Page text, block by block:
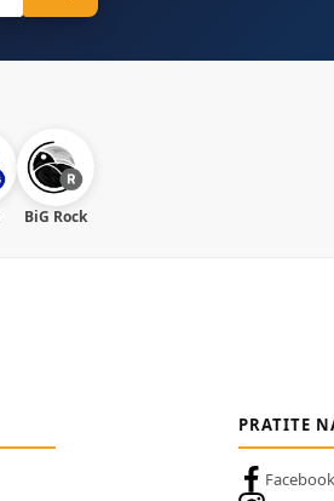
BiG Rock
PRATITE
Facebook